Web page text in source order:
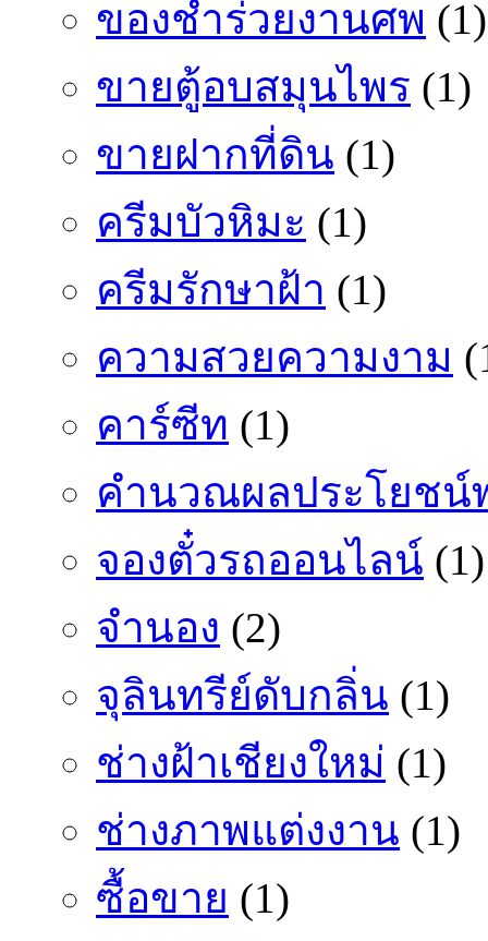
ของชำร่วยงานศพ (1)
ขายตู้อบสมุนไพร (1)
ขายฝากที่ดิน (1)
ครีมบัวหิมะ (1)
ครีมรักษาฝ้า (1)
ความสวยความงาม
คาร์ซีท (1)
คำนวณผลประโยชน์
จองตั๋วรถออนไลน์ (1)
จำนอง (2)
จุลินทรีย์ดับกลิ่น (1)
ช่างฝ้าเชียงใหม่ (1)
ช่างภาพแต่งงาน (1)
ซื้อขาย (1)